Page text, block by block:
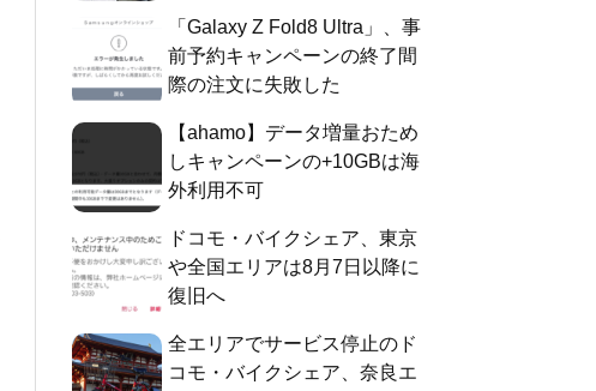
「Galaxy Z Fold8 Ultra」、事
前予約キャンペーンの終了間
際の注文に失敗した
【ahamo】データ増量おため
しキャンペーンの+10GBは海
外利用不可
ドコモ・バイクシェア、東京
や全国エリアは8月7日以降に
復旧へ
全エリアでサービス停止のド
コモ・バイクシェア、奈良エ